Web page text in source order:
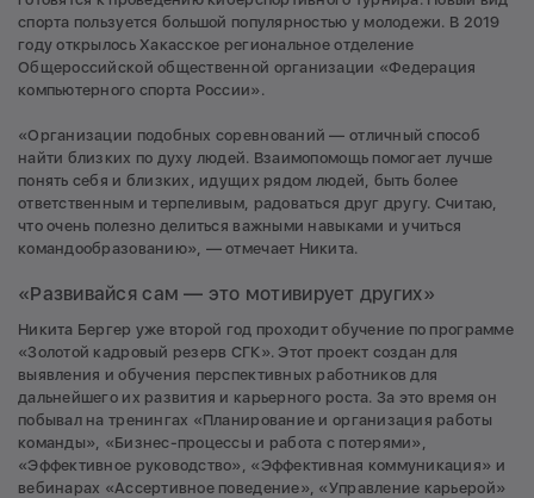
спорта пользуется большой популярностью у молодежи. В 2019
году открылось Хакасское региональное отделение
Общероссийской общественной организации «Федерация
компьютерного спорта России».
«Организации подобных соревнований — отличный способ
найти близких по духу людей. Взаимопомощь помогает лучше
понять себя и близких, идущих рядом людей, быть более
ответственным и терпеливым, радоваться друг другу. Считаю,
что очень полезно делиться важными навыками и учиться
командообразованию», — отмечает Никита.
«Развивайся сам — это мотивирует других»
Никита Бергер уже второй год проходит обучение по программе
«Золотой кадровый резерв СГК». Этот проект создан для
выявления и обучения перспективных работников для
дальнейшего их развития и карьерного роста. За это время он
побывал на тренингах «Планирование и организация работы
команды», «Бизнес-процессы и работа с потерями»,
«Эффективное руководство», «Эффективная коммуникация» и
вебинарах «Ассертивное поведение», «Управление карьерой»